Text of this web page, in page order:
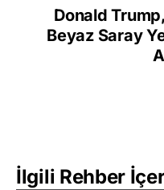
Donald
Beyaz Saray
İlgili Rehber